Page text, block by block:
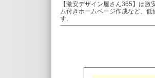
【激安デザイン屋さん365】は
ム付きホームページ作成など、
す。